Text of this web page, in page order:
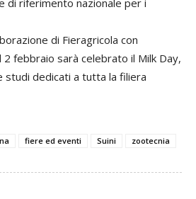
di riferimento nazionale per i
di Fieragricola con
febbraio sarà celebrato il Milk Day,
studi dedicati a tutta la filiera
fiere ed eventi Suini zootecnia